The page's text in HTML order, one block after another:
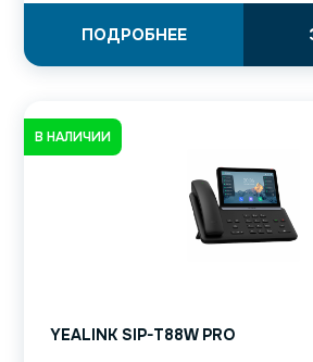
ПОДРОБНЕЕ
В НАЛИЧИИ
YEALINK SIP-T88W PRO